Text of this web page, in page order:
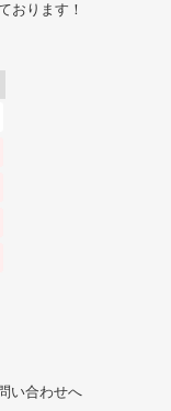
おります！
い合わせへ